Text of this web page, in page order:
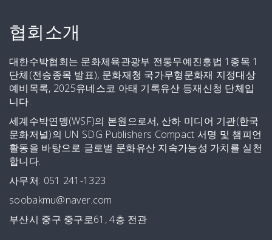
협회소개
대한수박협회는 문화체육관광부 전통무예진흥법 1종목 1
단체(전승종목 발표), 문화재청 국가무형문화재 지정대상
예비목록, 2025유네스코 아태 기록유산 등재신청 단체입
니다.
세계수박연맹(WSF)의 본원으로서, 산하 미디어 기관(한국
문화저널)의 UN SDG Publishers Compact 서명 및 챔피언
활동을 바탕으로 글로벌 문화유산 지속가능성 가치를 실천
합니다.
사무처: 051 241-1323
soobakmu@naver.com
부산시 중구 중구로61, 4층 전관